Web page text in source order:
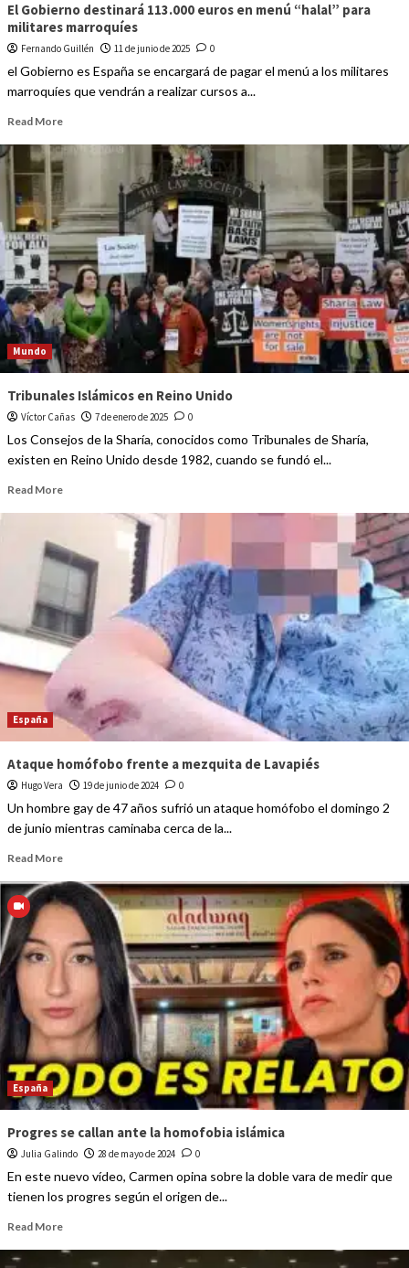
El Gobierno destinará 113.000 euros en menú “halal” para
militares marroquíes
Fernando Guillén 11 de junio de 2025 0
el Gobierno es España se encargará de pagar el menú a los militares
marroquíes que vendrán a realizar cursos a...
Read More
Mundo
Tribunales Islámicos en Reino Unido
Víctor Cañas 7 de enero de 2025 0
Los Consejos de la Sharía, conocidos como Tribunales de Sharía,
existen en Reino Unido desde 1982, cuando se fundó el...
Read More
España
Ataque homófobo frente a mezquita de Lavapiés
Hugo Vera 19 de junio de 2024 0
Un hombre gay de 47 años sufrió un ataque homófobo el domingo 2
de junio mientras caminaba cerca de la...
Read More
España
Progres se callan ante la homofobia islámica
Julia Galindo 28 de mayo de 2024 0
En este nuevo vídeo, Carmen opina sobre la doble vara de medir que
tienen los progres según el origen de...
Read More